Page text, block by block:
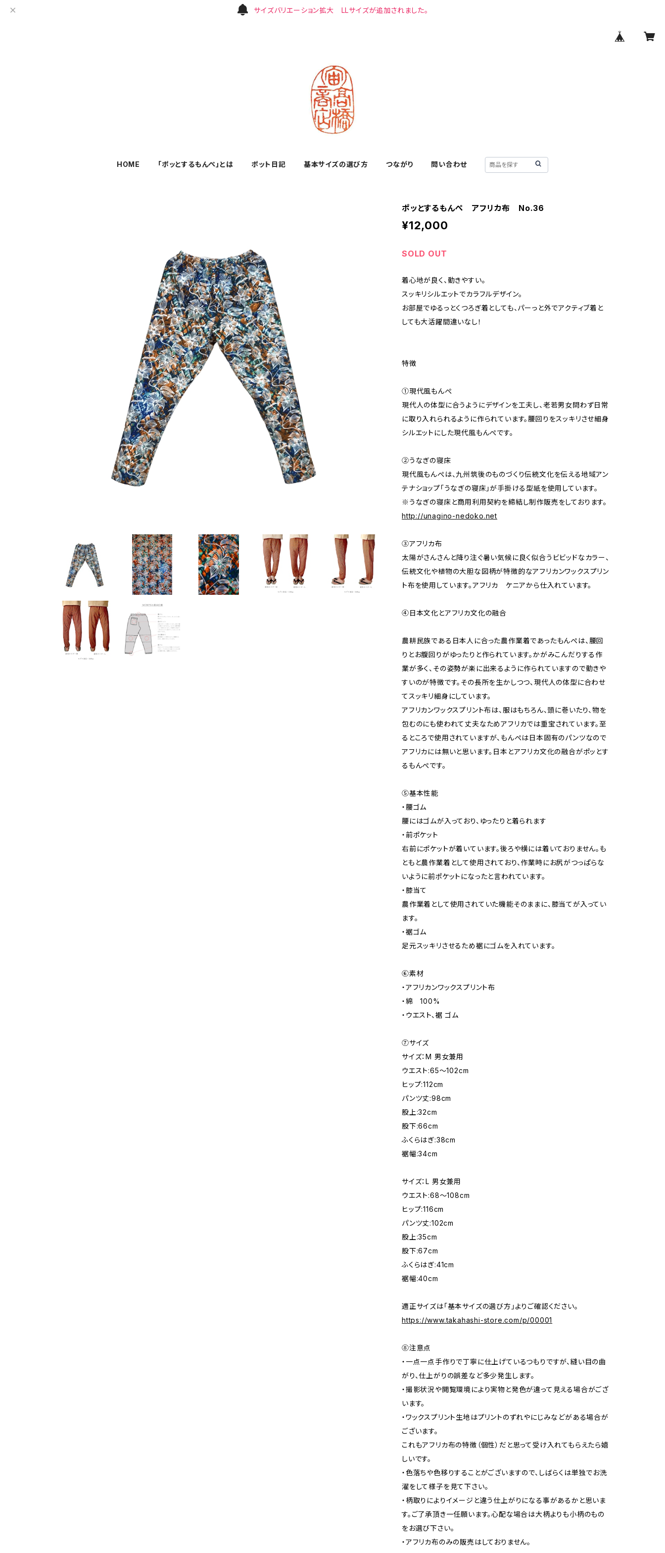
サイズバリエーション拡大 LLサイズが追加されました。
HOME 「ポッとするもんぺ」とは ポット日記 基本サイズの選び方 つながり 問い合わせ
ポッとするもんぺ アフリカ布 No.36
¥12,000
SOLD OUT
着心地が良く、動きやすい。
スッキリシルエットでカラフルデザイン。
お部屋でゆるっとくつろぎ着としても、パーっと外でアクティブ着と
しても大活躍間違いなし！
特徴
①現代風もんぺ
現代人の体型に合うようにデザインを工夫し、老若男女問わず日常
に取り入れられるように作られています。腰回りをスッキリさせ細身
シルエットにした現代風もんぺです。
②うなぎの寝床
現代風もんぺは、九州筑後のものづくり伝統文化を伝える地域アン
テナショップ「うなぎの寝床」が手掛ける型紙を使用しています。
※うなぎの寝床と商用利用契約を締結し制作販売をしております。
http://unagino-nedoko.net
③アフリカ布
太陽がさんさんと降り注ぐ暑い気候に良く似合うビビッドなカラー、
伝統文化や植物の大胆な図柄が特徴的なアフリカンワックスプリン
ト布を使用しています。アフリカ ケニアから仕入れています。
④日本文化とアフリカ文化の融合
農耕民族である日本人に合った農作業着であったもんぺは、腰回
りとお腹回りがゆったりと作られています。かがみこんだりする作
業が多く、その姿勢が楽に出来るように作られていますので動きや
すいのが特徴です。その長所を生かしつつ、現代人の体型に合わせ
てスッキリ細身にしています。
アフリカンワックスプリント布は、服はもちろん、頭に巻いたり、物を
包むのにも使われて丈夫なためアフリカでは重宝されています。至
るところで使用されていますが、もんぺは日本固有のパンツなので
アフリカには無いと思います。日本とアフリカ文化の融合がポッとす
るもんぺです。
⑤基本性能
・腰ゴム
腰にはゴムが入っており、ゆったりと着られます
・前ポケット
右前にポケットが着いています。後ろや横には着いておりません。も
ともと農作業着として使用されており、作業時にお尻がつっぱらな
いように前ポケットになったと言われています。
・膝当て
農作業着として使用されていた機能そのままに、膝当てが入ってい
ます。
・裾ゴム
足元スッキリさせるため裾にゴムを入れています。
⑥素材
・アフリカンワックスプリント布
・綿 100%
・ウエスト、裾 ゴム
⑦サイズ
サイズ：M 男女兼用
ウエスト:65～102cm
ヒップ:112cm
パンツ丈:98cm
股上:32cm
股下:66cm
ふくらはぎ:38cm
裾幅:34cm
サイズ：L 男女兼用
ウエスト:68〜108cm
ヒップ:116cm
パンツ丈:102cm
股上:35cm
股下:67cm
ふくらはぎ:41cm
裾幅:40cm
適正サイズは「基本サイズの選び方」よりご確認ください。
https://www.takahashi-store.com/p/00001
⑧注意点
・一点一点手作りで丁寧に仕上げているつもりですが、縫い目の曲
がり、仕上がりの誤差など多少発生します。
・撮影状況や閲覧環境により実物と発色が違って見える場合がござ
います。
・ワックスプリント生地はプリントのずれやにじみなどがある場合が
ございます。
これもアフリカ布の特徴（個性）だと思って受け入れてもらえたら嬉
しいです。
・色落ちや色移りすることがございますので、しばらくは単独でお洗
濯をして様子を見て下さい。
・柄取りによりイメージと違う仕上がりになる事があるかと思いま
す。ご了承頂き一任願います。心配な場合は大柄よりも小柄のもの
をお選び下さい。
・アフリカ布のみの販売はしておりません。